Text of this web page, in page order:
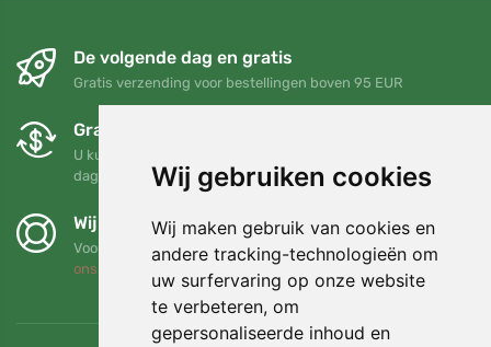
Wij gebruiken cookies
Wij maken gebruik van cookies en
andere tracking-technologieën om
uw surfervaring op onze website
te verbeteren, om
gepersonaliseerde inhoud en
De volgende dag en gratis
Gratis verzending voor bestellingen boven 95 EUR
Gratis ruilen en retourneren
U kunt uw bestelling op elk gewenst moment binnen 90
dagen retourneren of ruilen
Wij steunen Trees.org
Voor elke bestelling planten we een boom! Lees meer Over
ons